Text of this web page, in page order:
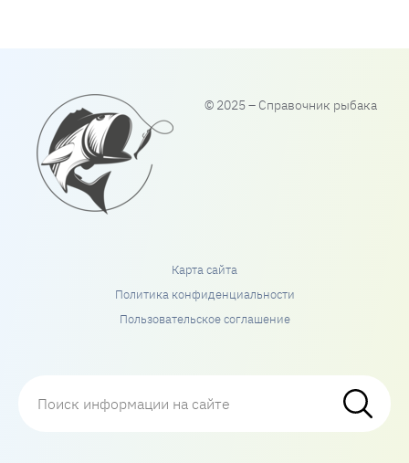
© 2025 – Справочник рыбака
Карта сайта
Политика конфиденциальности
Пользовательское соглашение